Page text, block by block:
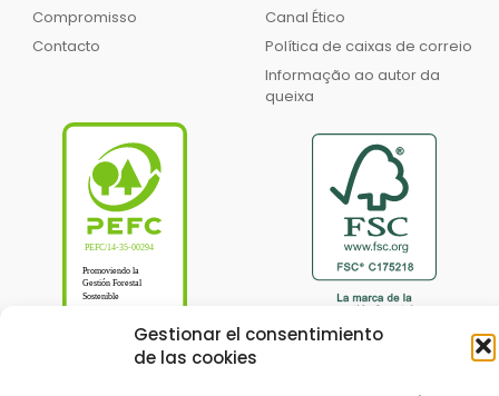
Gestionar el consentimiento
de las cookies
Compromisso
Contacto
Canal Ético
Política de caixas de correio
Informação ao autor da
queixa